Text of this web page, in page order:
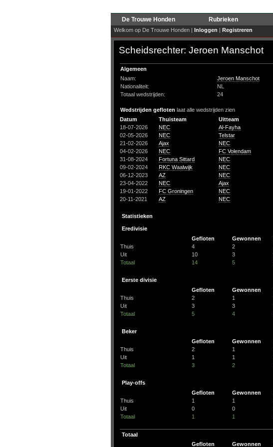
De Trouwe Honden Rubrieken
Welkom op De Trouwe Honden | Inloggen | Registreren
Scheidsrechter: Jeroen Manschot
Algemeen
Naam:
Jeroen Manschot
Nationaliteit:
NL
Totaal wedstrijden:
24
Wedstrijden gefloten laat alle wedstrijden zien
Datum
Thuisteam Uitteam
18-07-2026
NEC Al-Fayha
02-05-2026
NEC Telstar
21-02-2026
Ajax NEC
04-02-2026
NEC FC Volendam
31-08-2024
Fortuna Sittard NEC
09-02-2024
RKC Waalwijk NEC
06-12-2023
AZ NEC
23-04-2022
NEC Ajax
19-01-2022
FC Groningen NEC
20-11-2021
AZ NEC
Statistieken
Eredivisie
Gefloten
Gewonnen
Thuis
4 2
Uit
10 3
Totaal
14 5
Eerste divisie
Gefloten
Gewonnen
Thuis
2 1
Uit
3 3
Totaal
5 4
Beker
Gefloten
Gewonnen
Thuis
2 1
Uit
1 1
Totaal
3 2
Play-offs
Gefloten
Gewonnen
Thuis
1 1
Uit
0 0
Totaal
1 1
Totaal
Gefloten
Gewonnen